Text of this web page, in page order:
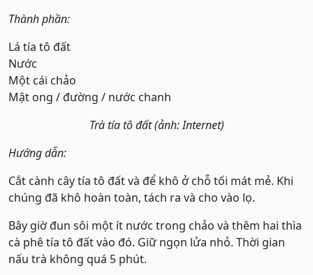
Thành phần:
Lá tía tô đất
Nước
Một cái chảo
Mật ong / đường / nước chanh
Trà tía tô đất (ảnh: Internet)
Hướng dẫn:
Cắt cành cây tía tô đất và để khô ở chỗ tối mát mẻ. Khi
chúng đã khô hoàn toàn, tách ra và cho vào lọ.
Bây giờ đun sôi một ít nước trong chảo và thêm hai thìa
cà phê tía tô đất vào đó. Giữ ngọn lửa nhỏ. Thời gian
nấu trà không quá 5 phút.